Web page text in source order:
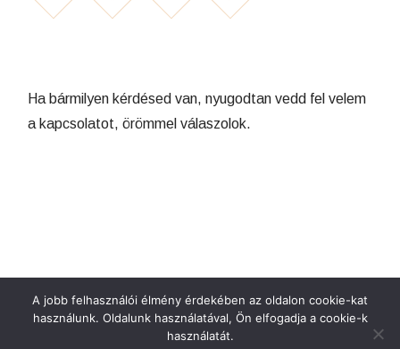
Ha bármilyen kérdésed van, nyugodtan vedd fel velem
a kapcsolatot, örömmel válaszolok.
A jobb felhasználói élmény érdekében az oldalon cookie-kat
használunk. Oldalunk használatával, Ön elfogadja a cookie-k
használatát.